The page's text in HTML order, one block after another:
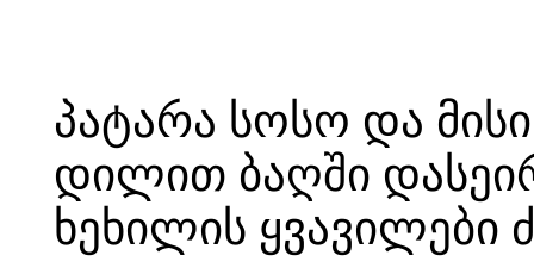
პატარა სოსო და
დილით ბაღში
ხეხილის ყვავილები